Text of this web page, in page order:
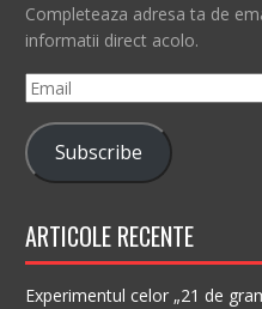
Completeaza adresa ta de
informatii direct acolo.
Email
Subscribe
ARTICOLE RECENTE
Experimentul celor „21 de